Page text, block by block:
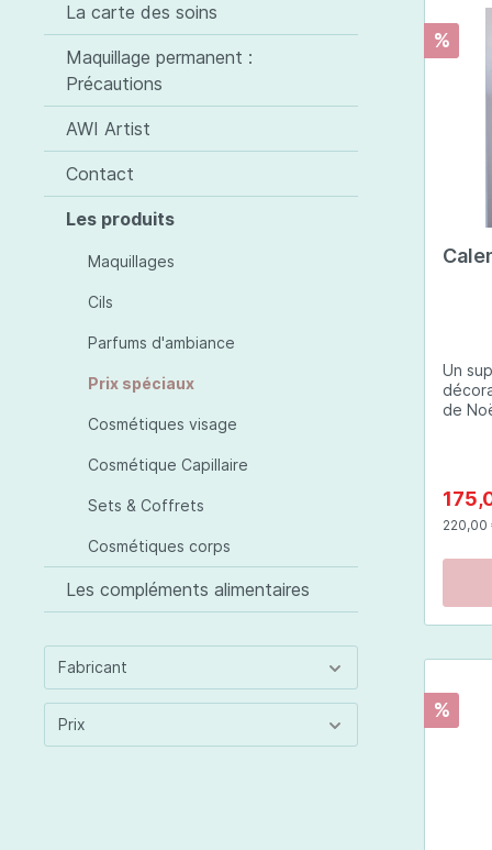
Cosmétiques visage
Jojoba Care
Malu Wilz
La carte des soins
Maquillage permanent :
Précautions
AWI Artist
Contact
Les produits
Maquillages
Cils
Parfums d'ambiance
Prix spéciaux
Cosmétiques visage
Cosmétique Capillaire
Sets & Coffrets
Cosmétiques corps
Les compléments alimentaires
Fabricant
Prix
%
Un
de
de
par
%